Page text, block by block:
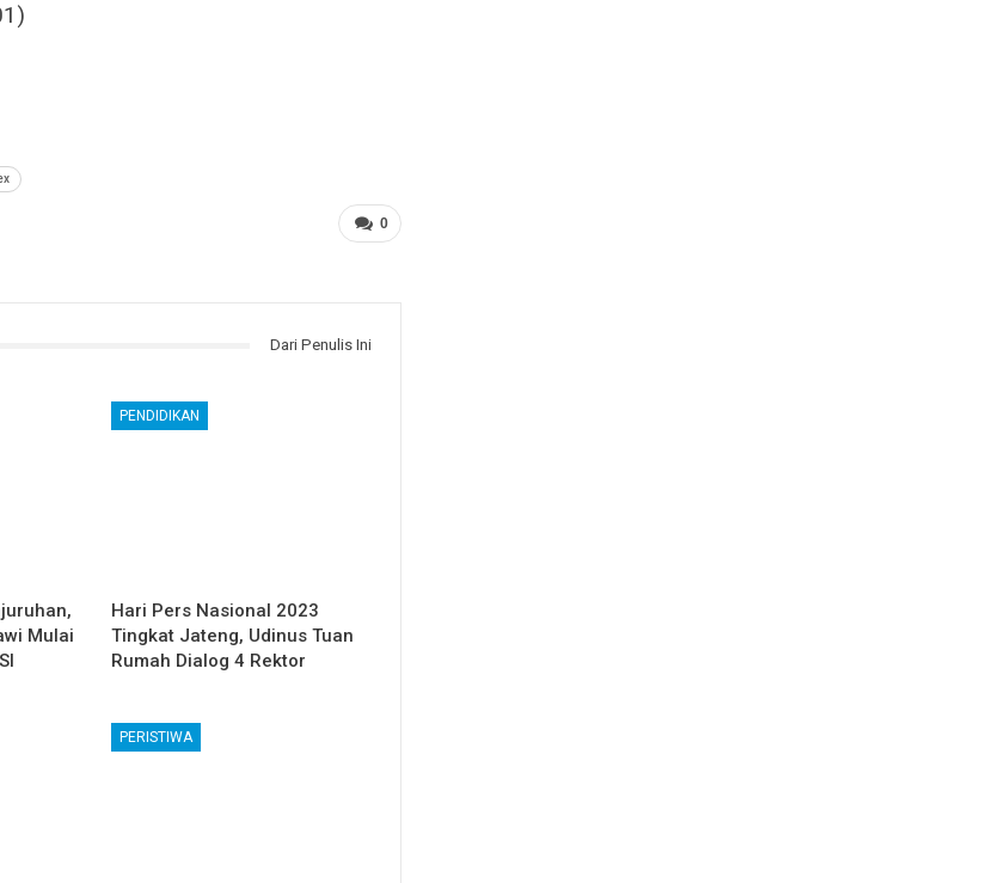
0
Dari Penulis Ini
Mulai
PENDIDIKAN
Hari Pers Nasional 2023
Tingkat Jateng, Udinus Tuan
Rumah Dialog 4 Rektor
PERISTIWA